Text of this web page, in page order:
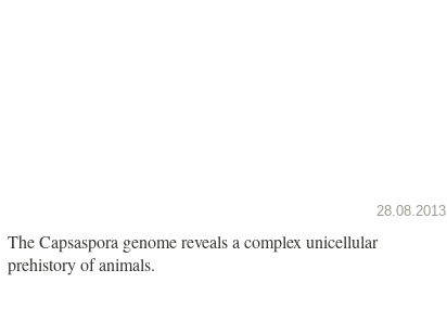
28.08.2013
The Capsaspora genome reveals a complex unicellular
prehistory of animals.